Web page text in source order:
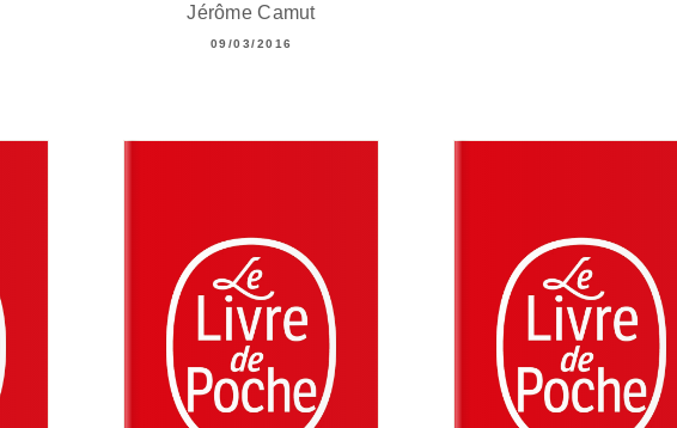
Jérôme Camut
09/03/2016